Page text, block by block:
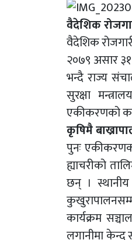
वैदेशिक
वैदेशिक
२०७९ असार ३१
भन्दै राज्य
सुरक्षा
एकीकरणको
कृषिमै
पुनः
ह्याचरीको
छन् ।
कार्यक्रम
लगानीमा केन्द